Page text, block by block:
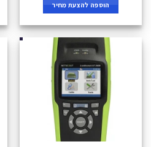
הוספה להצעת מחיר